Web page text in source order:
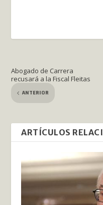
Abogado de Carrera
recusará a la Fiscal Fleitas
ANTERIOR
ARTÍCULOS